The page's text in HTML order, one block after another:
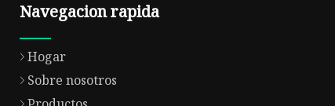
Navegacion rapida
Hogar
Sobre nosotros